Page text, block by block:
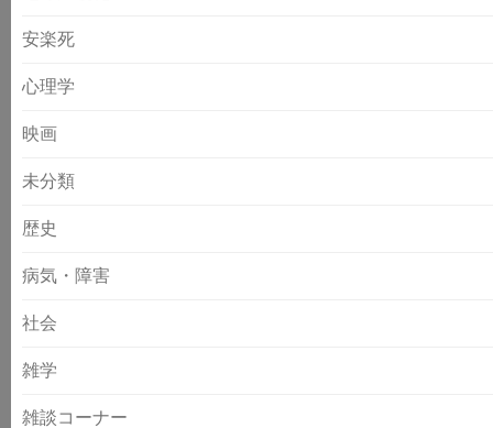
安楽死
心理学
映画
未分類
歴史
病気・障害
社会
雑学
雑談コーナー